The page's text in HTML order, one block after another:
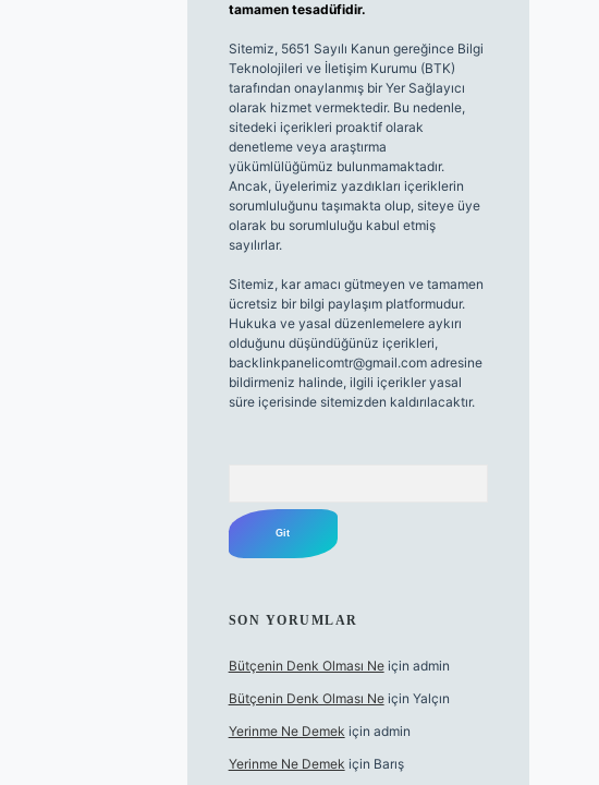
tamamen tesadüfidir.
Sitemiz, 5651 Sayılı Kanun gereğince Bilgi
Teknolojileri ve İletişim Kurumu (BTK)
tarafından onaylanmış bir Yer Sağlayıcı
olarak hizmet vermektedir. Bu nedenle,
sitedeki içerikleri proaktif olarak
denetleme veya araştırma
yükümlülüğümüz bulunmamaktadır.
Ancak, üyelerimiz yazdıkları içeriklerin
sorumluluğunu taşımakta olup, siteye üye
olarak bu sorumluluğu kabul etmiş
sayılırlar.
Sitemiz, kar amacı gütmeyen ve tamamen
ücretsiz bir bilgi paylaşım platformudur.
Hukuka ve yasal düzenlemelere aykırı
olduğunu düşündüğünüz içerikleri,
backlinkpanelicomtr@gmail.comadresine
bildirmeniz halinde, ilgili içerikler yasal
süre içerisinde sitemizden kaldırılacaktır.
SON YORUMLAR
Bütçenin Denk Olması Neiçin admin
Bütçenin Denk Olması Neiçin Yalçın
Yerinme Ne Demek için admin
Yerinme Ne Demek için Barış